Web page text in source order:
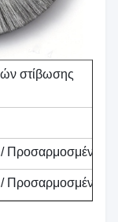
στίβωσης
Προσαρμοσμένο
Προσαρμοσμένο